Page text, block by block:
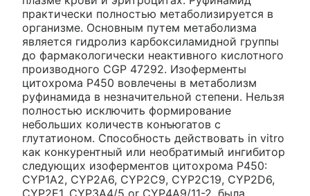
практически полностью метаболизируется в
организме. Основным путем метаболизма
является гидролиз карбоксиламидной группы
до фармакологически неактивного кислотного
производного CGP 47292. Изоферменты
цитохрома Р450 вовлечены в метаболизм
руфинамида в незначительной степени. Нельзя
полностью исключить формирование
небольших количеств конъюгатов с
глутатионом. Способность действовать in vitro
как конкурентный или необратимый ингибитор
следующих изоферментов цитохрома Р450:
CYP1A2, CYP2A6, CYP2C9, CYP2C19, CYP2D6,
CYP2E1, CYP3A4/5 or CYP4A9/11-2, была